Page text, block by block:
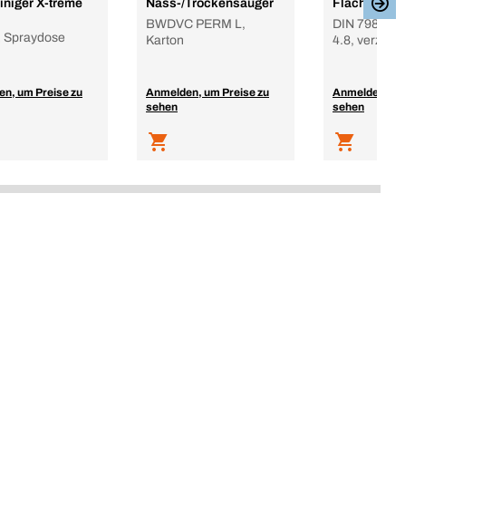
X-treme
Spraydose
um Preise zu
Nass-/Trockensauger
BWDVC PERM L,
Karton
Anmelden, um Preise zu
sehen
Flachkopf-Schraube
DIN 7985, Phillips, Stahl,
4.8, verzinkt
Anmelden, um Preise zu
sehen